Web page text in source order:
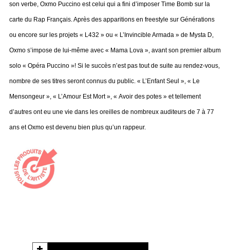
son verbe, Oxmo Puccino est celui qui a fini d’imposer Time Bomb sur la
carte du Rap Français. Après des apparitions en freestyle sur Générations
ou encore sur les projets « L432 » ou « L’Invincible Armada » de Mysta D,
Oxmo s’impose de lui-même avec « Mama Lova », avant son premier album
solo « Opéra Puccino »! Si le succès n’est pas tout de suite au rendez-vous,
nombre de ses titres seront connus du public. « L’Enfant Seul », « Le
Mensongeur », « L’Amour Est Mort », « Avoir des potes » et tellement
d’autres ont eu une vie dans les oreilles de nombreux auditeurs de 7 à 77
ans et Oxmo est devenu bien plus qu’un rappeur.